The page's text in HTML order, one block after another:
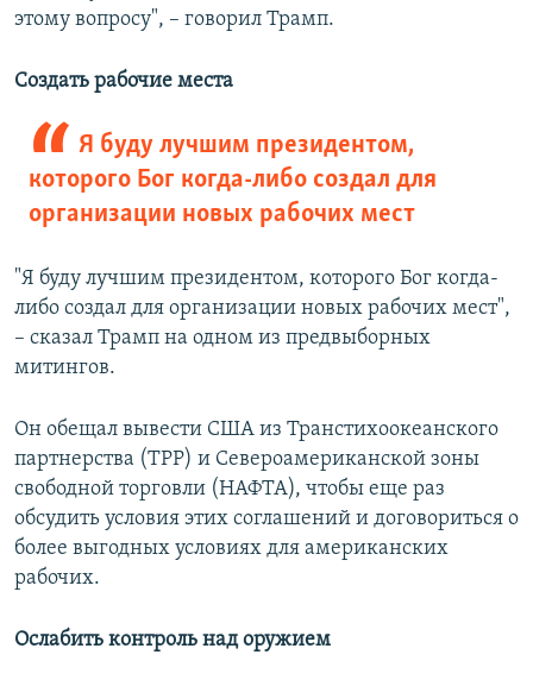
этому вопросу", – говорил Трамп.
Создать рабочие места
Я буду лучшим президентом,
которого Бог когда-либо создал для
организации новых рабочих мест
"Я буду лучшим президентом, которого Бог когда-
либо создал для организации новых рабочих мест",
– сказал Трамп на одном из предвыборных
митингов.
Он обещал вывести США из Транстихоокеанского
партнерства (TPP) и Североамериканской зоны
свободной торговли (НАФТА), чтобы еще раз
обсудить условия этих соглашений и договориться о
более выгодных условиях для американских
рабочих.
Ослабить контроль над оружием